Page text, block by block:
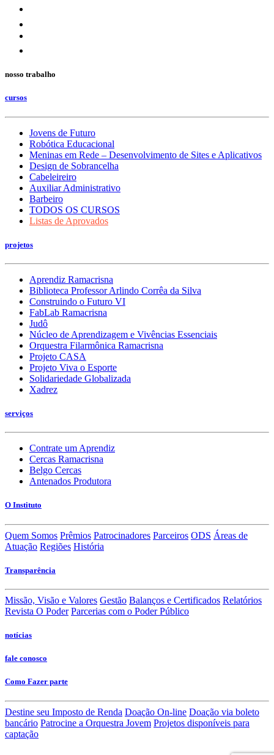
nosso trabalho
cursos
Jovens de Futuro
Robótica Educacional
Meninas em Rede – Desenvolvimento de Sites e Aplicativos
Design de Sobrancelha
Cabeleireiro
Auxiliar Administrativo
Barbeiro
TODOS OS CURSOS
Listas de Aprovados
projetos
Aprendiz Ramacrisna
Biblioteca Professor Arlindo Corrêa da Silva
Construindo o Futuro VI
FabLab Ramacrisna
Judô
Núcleo de Aprendizagem e Vivências Essenciais
Orquestra Filarmônica Ramacrisna
Projeto CASA
Projeto Viva o Esporte
Solidariedade Globalizada
Xadrez
serviços
Contrate um Aprendiz
Cercas Ramacrisna
Belgo Cercas
Antenados Produtora
O Instituto
Quem Somos Prêmios Patrocinadores Parceiros ODS Áreas de
Atuação Regiões História
Transparência
Missão, Visão e Valores Gestão Balanços e Certificados Relatórios
Revista O Poder Parcerias com o Poder Público
notícias
fale conosco
Como Fazer parte
Destine seu Imposto de Renda Doação On-line Doação via boleto
bancário Patrocine a Orquestra Jovem Projetos disponíveis para
captação